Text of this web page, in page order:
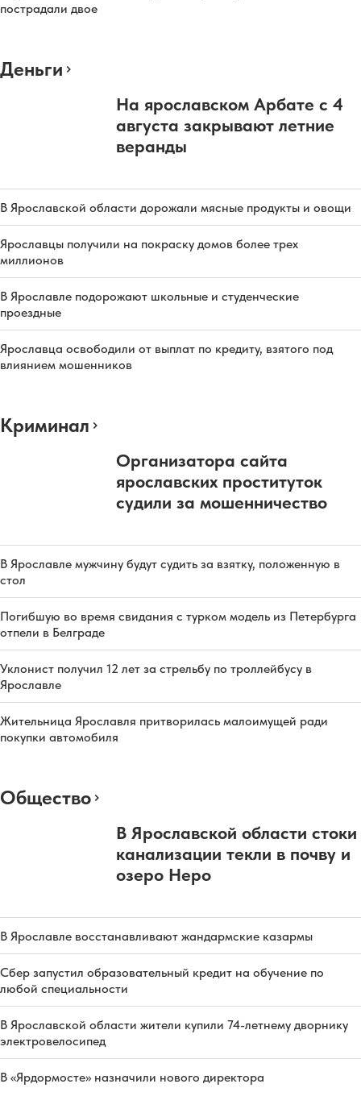
пострадали двое
Деньги
На ярославском Арбате с 4
августа закрывают летние
веранды
В Ярославской области дорожали мясные продукты и овощи
Ярославцы получили на покраску домов более трех
миллионов
В Ярославле подорожают школьные и студенческие
проездные
Ярославца освободили от выплат по кредиту, взятого под
влиянием мошенников
Криминал
Организатора сайта
ярославских проституток
судили за мошенничество
В Ярославле мужчину будут судить за взятку, положенную в
стол
Погибшую во время свидания с турком модель из Петербурга
отпели в Белграде
Уклонист получил 12 лет за стрельбу по троллейбусу в
Ярославле
Жительница Ярославля притворилась малоимущей ради
покупки автомобиля
Общество
В Ярославской области стоки
канализации текли в почву и
озеро Неро
В Ярославле восстанавливают жандармские казармы
Сбер запустил образовательный кредит на обучение по
любой специальности
В Ярославской области жители купили 74-летнему дворнику
электровелосипед
В «Ярдормосте» назначили нового директора